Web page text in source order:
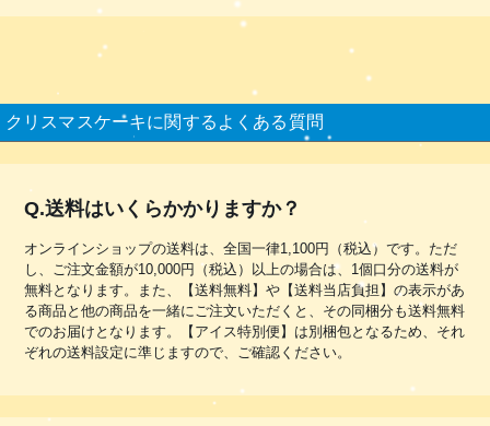
クリスマスケーキに関するよくある質問
Q.送料はいくらかかりますか？
オンラインショップの送料は、全国一律1,100円（税込）です。ただ
し、ご注文金額が10,000円（税込）以上の場合は、1個口分の送料が
無料となります。また、【送料無料】や【送料当店負担】の表示があ
る商品と他の商品を一緒にご注文いただくと、その同梱分も送料無料
でのお届けとなります。【アイス特別便】は別梱包となるため、それ
ぞれの送料設定に準じますので、ご確認ください。